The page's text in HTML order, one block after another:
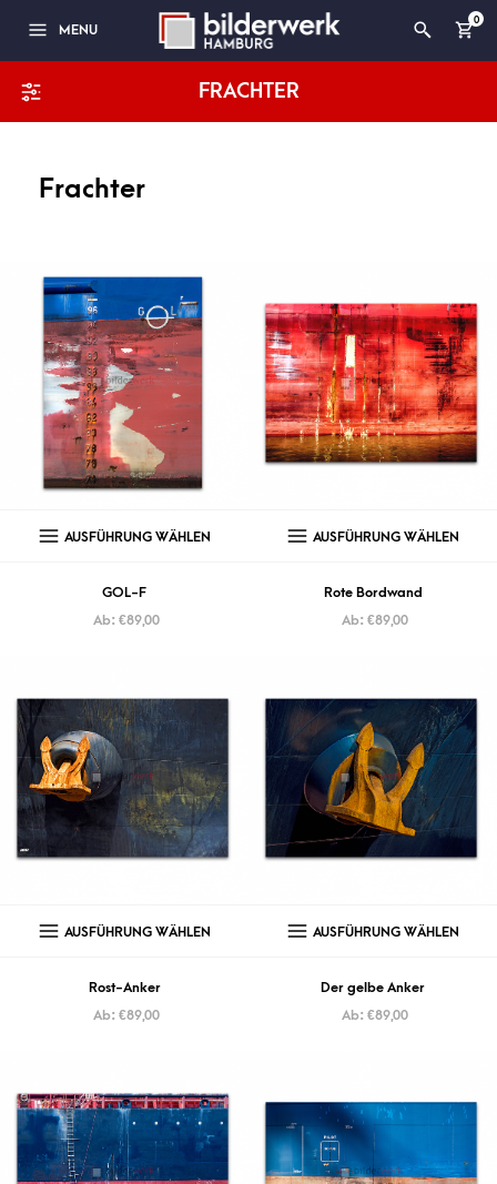
MENU
0
FRACHTER
Frachter
AUSFÜHRUNG WÄHLEN
GOL-F
Ab: €89,00
AUSFÜHRUNG WÄHLEN
Rote Bordwand
Ab: €89,00
AUSFÜHRUNG WÄHLEN
Rost-Anker
Ab: €89,00
AUSFÜHRUNG WÄHLEN
Der gelbe Anker
Ab: €89,00